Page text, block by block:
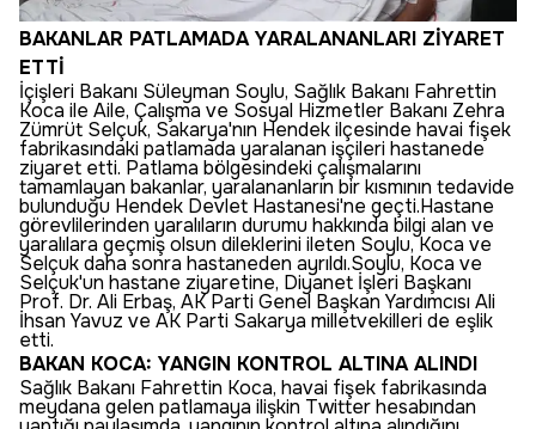
BAKANLAR PATLAMADA YARALANANLARI ZİYARET
ETTİ
İçişleri Bakanı Süleyman Soylu, Sağlık Bakanı Fahrettin
Koca ile Aile, Çalışma ve Sosyal Hizmetler Bakanı Zehra
Zümrüt Selçuk, Sakarya'nın Hendek ilçesinde havai fişek
fabrikasındaki patlamada yaralanan işçileri hastanede
ziyaret etti. Patlama bölgesindeki çalışmalarını
tamamlayan bakanlar, yaralananların bir kısmının tedavide
bulunduğu Hendek Devlet Hastanesi'ne geçti.Hastane
görevlilerinden yaralıların durumu hakkında bilgi alan ve
yaralılara geçmiş olsun dileklerini ileten Soylu, Koca ve
Selçuk daha sonra hastaneden ayrıldı.Soylu, Koca ve
Selçuk'un hastane ziyaretine, Diyanet İşleri Başkanı
Prof. Dr. Ali Erbaş, AK Parti Genel Başkan Yardımcısı Ali
İhsan Yavuz ve AK Parti Sakarya milletvekilleri de eşlik
etti.
BAKAN KOCA: YANGIN KONTROL ALTINA ALINDI
Sağlık Bakanı Fahrettin Koca, havai fişek fabrikasında
meydana gelen patlamaya ilişkin Twitter hesabından